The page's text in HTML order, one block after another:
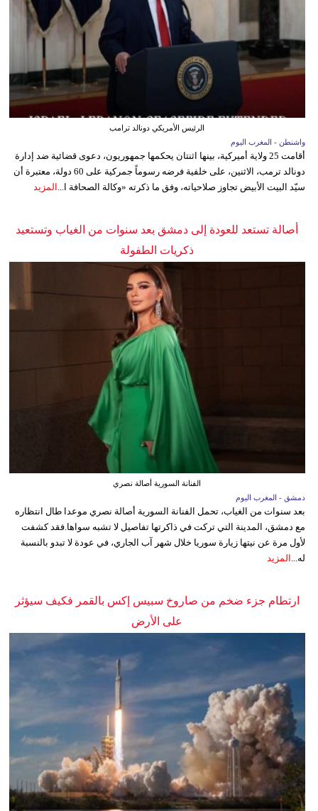
الرئيس الأمريكي دونالد ترامب
واشنطن - المغرب اليوم
أقامت 25 ولاية أميركية، بينها اثنتان يحكمها جمهوريون، دعوى قضائية ضد إدارة
دونالد ترمب، الاثنين، على خلفية فرضه رسوماً جمركية على 60 دولة، معتبرة أن
سيّد البيت الأبيض تجاوز صلاحياته، وفق ما ذكرته «وكالة الصحافة ا...
المزيد
أصالة تستعد للعودة إلى دمشق بعد سنوات من الغياب وتستعيد
ذكريات الطفولة
الفنانة السورية أصالة نصري
دمشق - المغرب اليوم
بعد سنوات من الغياب، تحمل الفنانة السورية أصالة نصري موعدا طال انتظاره
مع دمشق، المدينة التي تركت في ذاكرتها تفاصيل لا تشبه سواها.فقد كشفت
لأول مرة عن نيتها زيارة سوريا خلال شهر آب الجاري، في عودة لا تبدو بالنسبة
له... المزيد
ارتطام جزء ضخم من صاروخ سبيس إكس بالقمر فكيف سيؤثر
على الأرض